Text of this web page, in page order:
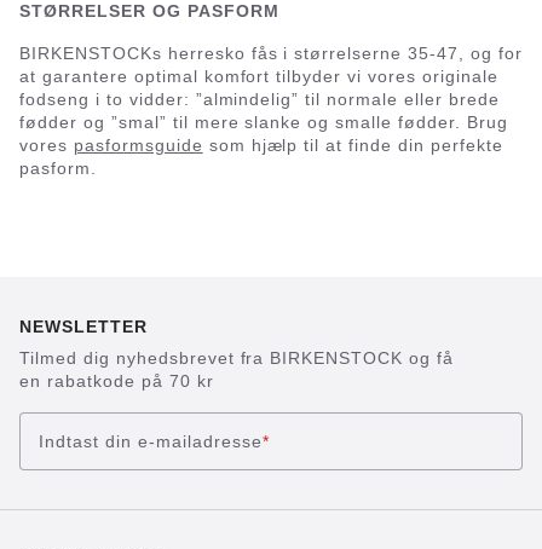
STØRRELSER OG PASFORM
BIRKENSTOCKs herresko fås i størrelserne 35-47, og for
at garantere optimal komfort tilbyder vi vores originale
fodseng i to vidder: ”almindelig” til normale eller brede
fødder og ”smal” til mere slanke og smalle fødder. Brug
vores pasformsguide som hjælp til at finde din perfekte
pasform.
NEWSLETTER
Tilmed dig nyhedsbrevet fra BIRKENSTOCK og få
en rabatkode på 70 kr
Indtast din e-mailadresse*